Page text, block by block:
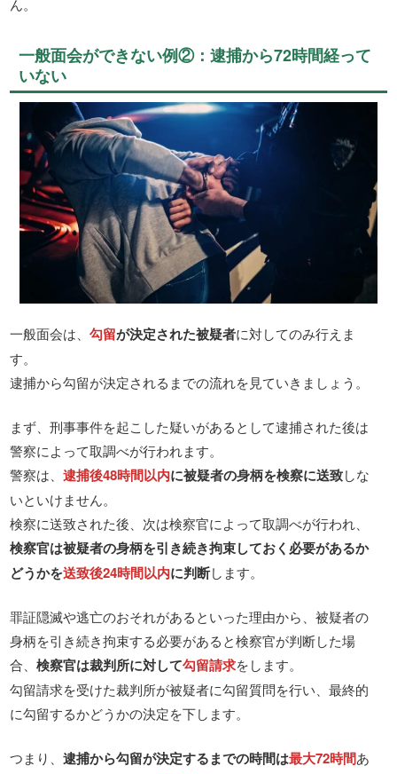
ん。
一般面会ができない例②：逮捕から72時間経って
いない
一般面会は、勾留が決定された被疑者に対してのみ行えま
す。
逮捕から勾留が決定されるまでの流れを見ていきましょう。
まず、刑事事件を起こした疑いがあるとして逮捕された後は
警察によって取調べが行われます。
警察は、逮捕後48時間以内に被疑者の身柄を検察に送致しな
いといけません。
検察に送致された後、次は検察官によって取調べが行われ、
検察官は被疑者の身柄を引き続き拘束しておく必要があるか
どうかを送致後24時間以内に判断します。
罪証隠滅や逃亡のおそれがあるといった理由から、被疑者の
身柄を引き続き拘束する必要があると検察官が判断した場
合、検察官は裁判所に対して勾留請求をします。
勾留請求を受けた裁判所が被疑者に勾留質問を行い、最終的
に勾留するかどうかの決定を下します。
つまり、逮捕から勾留が決定するまでの時間は最大72時間あ